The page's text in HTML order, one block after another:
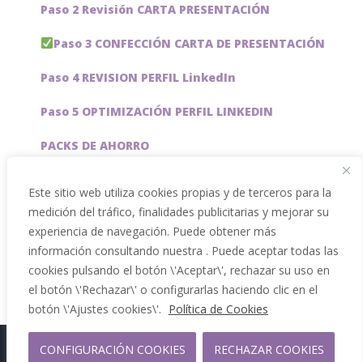
Este sitio web utiliza cookies propias y de terceros para la
medición del tráfico, finalidades publicitarias y mejorar su
experiencia de navegación. Puede obtener más
información consultando nuestra . Puede aceptar todas las
cookies pulsando el botón \'Aceptar\', rechazar su uso en
el botón \'Rechazar\' o configurarlas haciendo clic en el
botón \'Ajustes cookies\'. Política de Cookies
CONFIGURACIÓN COOKIES RECHAZAR COOKIES
Paso 2 Revisión CARTA PRESENTACIÓN
Paso 3 CONFECCIÓN CARTA DE PRESENTACIÓN
Paso 4 REVISION PERFIL LinkedIn
Paso 5 OPTIMIZACIÓN PERFIL LINKEDIN
PACKS DE AHORRO
Servicios especiales
Copyright 2012 - 2026 |